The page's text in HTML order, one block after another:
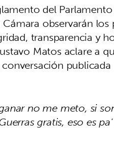
del
observarán
transparencia y
Matos aclare a
no me meto, si
gratis, eso es